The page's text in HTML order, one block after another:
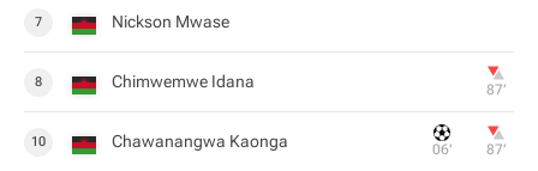
7 Nickson Mwase
8 Chimwemwe Idana 87‎’‎
10 Chawanangwa Kaonga 06‎’‎ 87‎’‎